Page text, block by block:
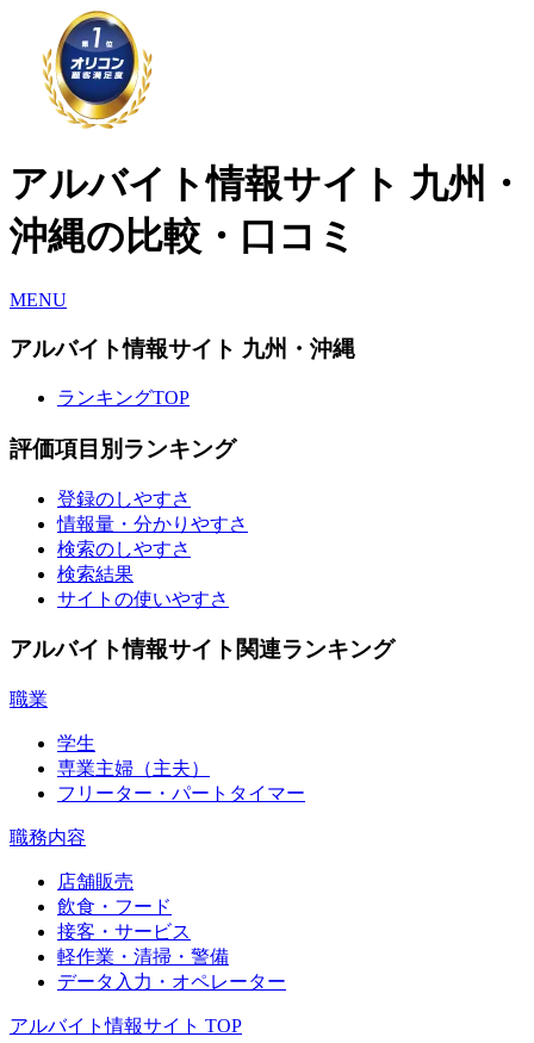
アルバイト情報サイト 九州・
沖縄の比較・口コミ
MENU
アルバイト情報サイト 九州・沖縄
ランキングTOP
評価項目別ランキング
登録のしやすさ
情報量・分かりやすさ
検索のしやすさ
検索結果
サイトの使いやすさ
アルバイト情報サイト関連ランキング
職業
学生
専業主婦（主夫）
フリーター・パートタイマー
職務内容
店舗販売
飲食・フード
接客・サービス
軽作業・清掃・警備
データ入力・オペレーター
アルバイト情報サイト TOP